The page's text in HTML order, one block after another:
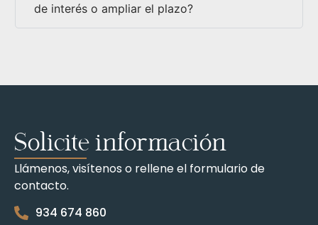
de interés o ampliar el plazo?
Solicite información
Llámenos, visítenos o rellene el formulario de
contacto.
934 674 860